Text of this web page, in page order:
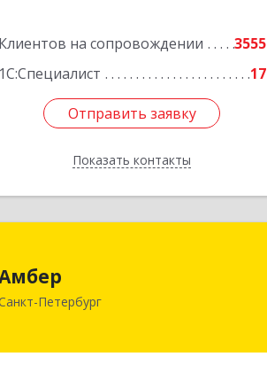
Клиентов на сопровождении
3555
1С:Специалист
17
Отправить заявку
Показать контакты
Отправить заявку
Назад
Петербург
191119, Санкт-Петербург г, Правды
Подробнее